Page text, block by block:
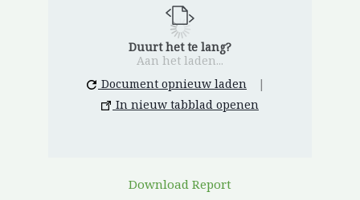
Aan het laden...
Duurt het te lang?
Document opnieuw laden
|
In nieuw tabblad openen
Download Report